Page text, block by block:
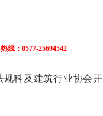
线：0577-25694542
科及建筑行业协会开